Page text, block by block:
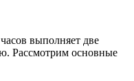
выполняет две
Рассмотрим основные